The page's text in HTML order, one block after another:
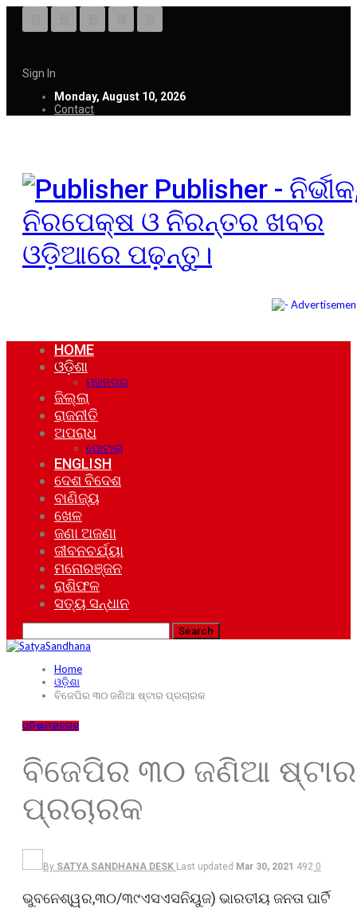
Sign In
Monday, August 10, 2026
Contact
Publisher -
ନିରପେକ୍ଷ ଓ ନିରନ୍ତର ଖବର
ଓଡ଼ିଆରେ ପଢ଼ନ୍ତୁ।
HOME
ଓଡ଼ିଶା
ମହାନଗର
ଜିଲ୍ଲା
ରାଜନୀତି
ଅପରାଧ
ଘୋଟାଲା
ENGLISH
ଦେଶ ବିଦେଶ
ବାଣିଜ୍ୟ
ଖେଳ
ଜଣା ଅଜଣା
ଜୀବନଚର୍ଯ୍ୟା
ମନୋରଞ୍ଜନ
ରାଶିଫଳ
ସତ୍ୟ ସନ୍ଧାନ
Home
ଓଡ଼ିଶା
ବିଜେପିର ୩୦ ଜଣିଆ ଷ୍ଟାର ପ୍ରଚାରକ
ଓଡ଼ିଶାମହାନଗର
ବିଜେପିର ୩୦ ଜଣିଆ ଷ୍ଟାର
ପ୍ରଚାରକ
By SATYA SANDHANA DESK Last updated Mar 30, 2021 492 0
ଭୁବନେଶ୍ୱର,୩୦/୩୯ଏସଏସନିୟୁଜ) ଭାରତୀୟ ଜନତା ପାର୍ଟି